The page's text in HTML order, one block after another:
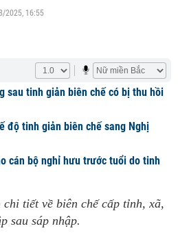
2025, 16:55
sau tinh giản biên chế có bị thu hồi
độ tinh giản biên chế sang Nghị
cán bộ nghỉ hưu trước tuổi do tinh
tiết về biên chế cấp tỉnh, xã,
sau sáp nhập.